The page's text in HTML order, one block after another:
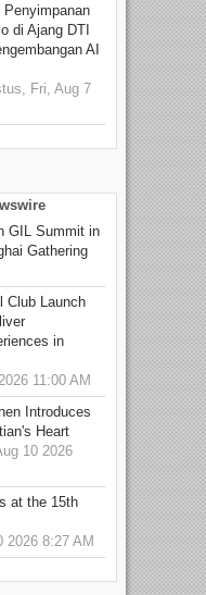
di Ajang DTI
AI
Fri, Aug 7
GIL Summit in
Gathering
Club Launch
in
11:00 AM
Introduces
Heart
10 2026
at the 15th
2026 8:27 AM